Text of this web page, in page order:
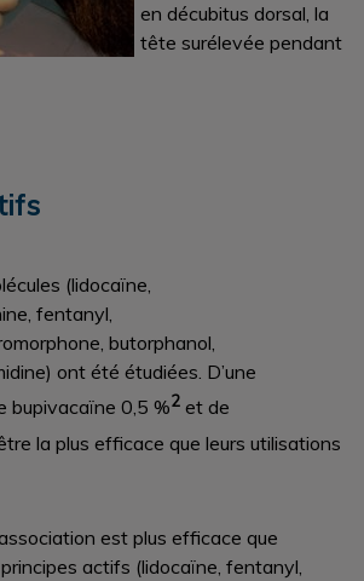
en décubitus dorsal, la
tête surélevée pendant
(lidocaïne,
fentanyl,
butorphanol,
ont été étudiées. D’une
bupivacaïne 0,5 %2 et de
la plus efficace que leurs utilisations
est plus efficace que
principes actifs (lidocaïne, fentanyl,